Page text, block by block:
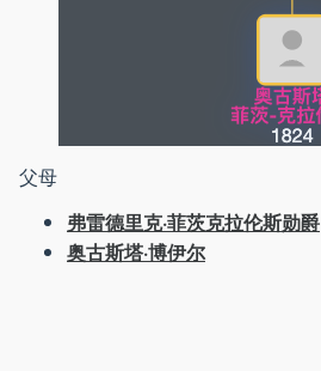
父母
弗雷德里克·菲茨克拉伦斯勋爵
奥古斯塔·博伊尔